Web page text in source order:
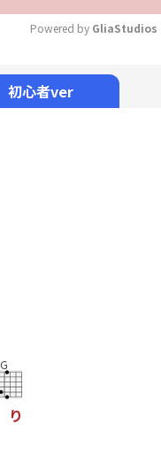
Powered by GliaStudios
初心者ver
G
り